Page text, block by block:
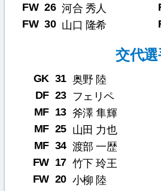
FW 26 河合 秀人
FW 30 山口 隆希
交代選
GK 31 奥野 陸
DF 23
フェリペ
MF 13 斧澤 隼輝
MF 25 山田 力也
MF 34 渡部 一歴
FW 17 竹下 玲王
FW 20 小柳 陸